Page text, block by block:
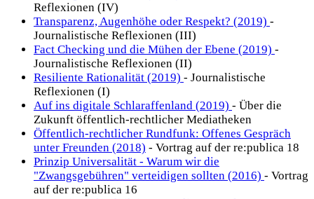
Reflexionen (IV)
Transparenz, Augenhöhe oder Respekt? (2019) -
Journalistische Reflexionen (III)
Fact Checking und die Mühen der Ebene (2019) -
Journalistische Reflexionen (II)
Resiliente Rationalität (2019) - Journalistische
Reflexionen (I)
Auf ins digitale Schlaraffenland (2019) - Über die
Zukunft öffentlich-rechtlicher Mediatheken
Öffentlich-rechtlicher Rundfunk: Offenes Gespräch
unter Freunden (2018) - Vortrag auf der re:publica 18
Prinzip Universalität - Warum wir die
"Zwangsgebühren" verteidigen sollten (2016) - Vortrag
auf der re:publica 16